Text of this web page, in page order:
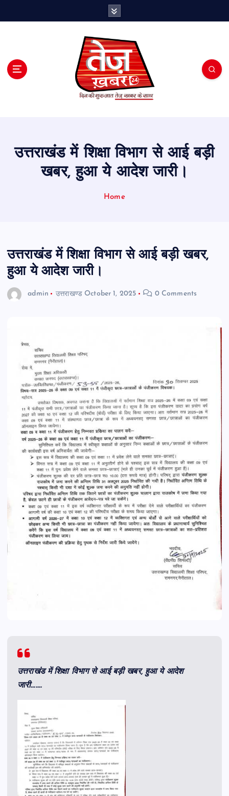
उत्तराखंड में शिक्षा विभाग से आई बड़ी
खबर, हुआ ये आदेश जारी।
Home
उत्तराखंड में शिक्षा विभाग से आई बड़ी खबर,
हुआ ये आदेश जारी।
admin उत्तराखण्ड October 1, 2025 0 Comments
उत्तराखंड में शिक्षा विभाग से आई बड़ी खबर, हुआ ये आदेश
जारी…….